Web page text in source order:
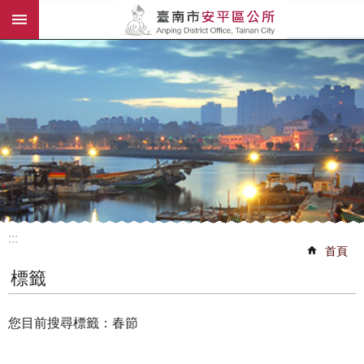
跳到主要內容區塊
:::
首頁
標籤
您目前搜尋標籤：春節